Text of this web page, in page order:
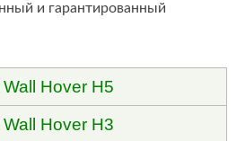
и гарантированный
Hover H5
Hover H3